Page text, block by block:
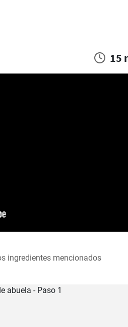
15
ingredientes mencionados